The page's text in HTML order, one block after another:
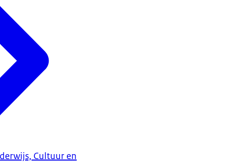
Cultuur en